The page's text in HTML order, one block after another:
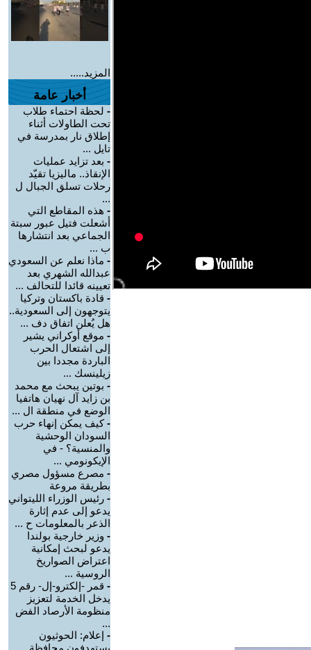
المزيد.....
أخبار عامة
- لحظة احتماء طلاب
تحت الطاولات أثناء
إطلاق نار بمدرسة في
تايل ...
- بعد تزايد عمليات
الإنقاذ.. ماليزيا تقيّد
رحلات تسلق الجبال ل
...
- هذه المقاطع التي
أشعلت فتيل عبور سبتة
الجماعي بعد انتشارها
ب ...
- ماذا نعلم عن السعودي
عبدالله الشهري بعد
تعيينه قائدا للتحالف ...
- قادة باكستان وتركيا
يتوجهون إلى السعودية..
هل يُعلن اتفاق دف ...
- موقع أوكراني يشير
إلى اشتعال الحرب
الباردة مجددا بين
زيلينسك ...
- بوتين يبحث مع محمد
بن زايد آل نهيان هاتفيا
الوضع في منطقة ال ...
-كيف يمكن إنهاء حرب
السودان الوحشية
والمنسية؟ - في
الإيكونومي ...
- مصرع مسؤول مصري
بطريقة مروعة
- رئيس الوزراء الليتواني
يدعو إلى عدم إثارة
الذعر بالمعلومات ح ...
- وزير خارجية بولندا
يدعو لبحث إمكانية
اعتراض الصواريخ
الروسية ...
-
قمر -إلكترو-إل- رقم 5
يدخل الخدمة لتعزيز
منظومة الأرصاد الفض
...
- إعلام: الحوثيون
يستهدفون محافظة